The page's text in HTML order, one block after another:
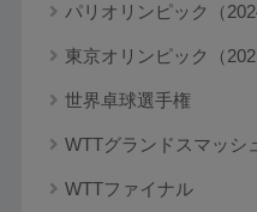
パリオリンピック（
東京オリンピック（
世界卓球選手権
WTTグランドスマッシ
WTTファイナル